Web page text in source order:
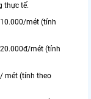
thực tế.
mét (tính
mét (tính
mét (tính theo